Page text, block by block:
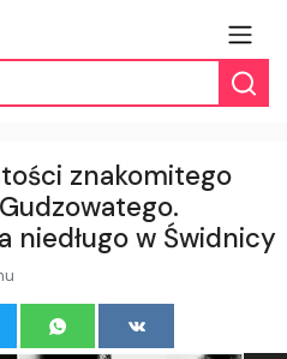
znakomitego
niedługo w Świdnicy